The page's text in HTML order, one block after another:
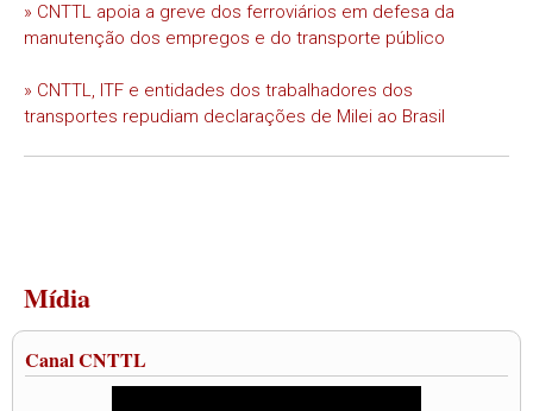
» CNTTL apoia a greve dos ferroviários em defesa da
manutenção dos empregos e do transporte público
» CNTTL, ITF e entidades dos trabalhadores dos
transportes repudiam declarações de Milei ao Brasil
Mídia
Canal CNTTL